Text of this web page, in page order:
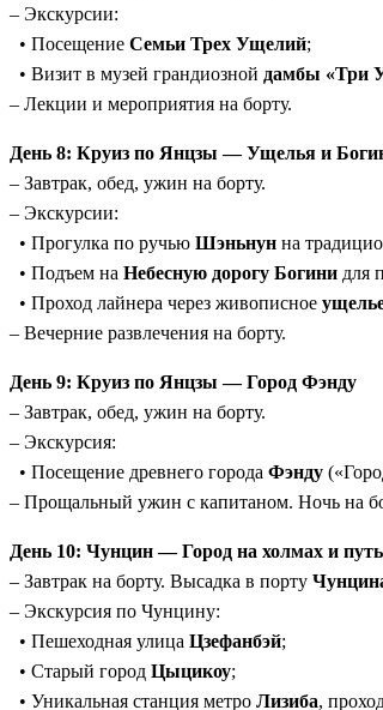
– Экскурсии:
• Посещение Семьи Трех Ущелий;
• Визит в музей грандиозной дамбы «Три
– Лекции и мероприятия на борту.
День 8: Круиз по Янцзы — Ущелья и
– Завтрак, обед, ужин на борту.
– Экскурсии:
• Прогулка по ручью Шэньнун на
• Подъем на Небесную дорогу Богини для
• Проход лайнера через живописное
– Вечерние развлечения на борту.
День 9: Круиз по Янцзы — Город Фэнду
– Завтрак, обед, ужин на борту.
– Экскурсия:
• Посещение древнего города Фэнду
– Прощальный ужин с капитаном. Ночь на
День 10: Чунцин — Город на холмах и
– Завтрак на борту. Высадка в порту
– Экскурсия по Чунцину:
• Пешеходная улица Цзефанбэй;
• Старый город Цыцикоу;
• Уникальная станция метро Лизиба,